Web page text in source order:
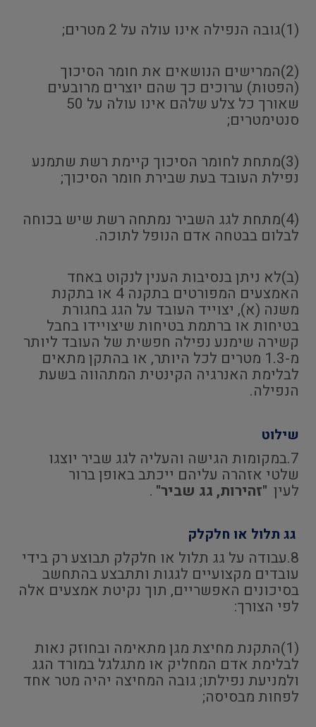
(1)גובה הנפילה אינו עולה על 2 מטרים;
(2)המרישים הנושאים את חומר הסיכוך
(הפטות) ערוכים כך שהם יוצרים מרובעים
שאורך כל צלע שלהם אינו עולה על 50
סנטימטרים;
(3)מתחת לחומר הסיכוך קיימת רשת שתמנע
נפילת העובד בעת שבירת חומר הסיכוך;
(4)מתחת לגג השביר נמתחה רשת שיש בכוחה
לבלום בבטחה אדם הנופל לתוכה.
(ב)לא ניתן בנסיבות הענין לנקוט באחד
האמצעים המפורטים בתקנה 4 או בתקנת
משנה (א), יצוייד העובד על הגג בחגורת
בטיחות או ברתמת בטיחות שיצויידו בחבל
קשירה שימנע נפילה חפשית של העובד ליותר
מ-1.3 מטרים לכל היותר, או בהתקן מתאים
לבלימת האנרגיה הקינטית המתהווה בשעת
הנפילה.
שילוט
7.במקומות הגישה והעליה לגג שביר יוצגו
שלטי אזהרה עליהם ייכתב באופן ברור
לעין "זהירות, גג שביר" .
גג תלול או חלקלק
8.עבודה על גג תלול או חלקלק תבוצע רק בידי
עובדים מקצועיים לגגות ותתבצע בהתחשב
בסיכונים האפשריים, תוך נקיטת אמצעים אלה
לפי הצורך:
(1)התקנת מחיצת מגן מתאימה ובחוזק נאות
לבלימת אדם המחליק או מתגלגל במורד הגג
ולמניעת נפילתו; גובה המחיצה יהיה מטר אחד
לפחות מבסיסה;